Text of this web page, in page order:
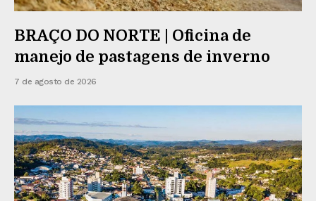
BRAÇO DO NORTE | Oficina de
manejo de pastagens de inverno
7 de agosto de 2026